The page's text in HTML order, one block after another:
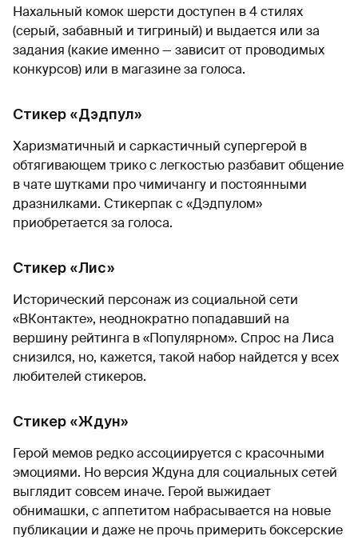
Нахальный комок шерсти доступен в 4 стилях
(серый, забавный и тигриный) и выдается или за
задания (какие именно — зависит от проводимых
конкурсов) или в магазине за голоса.
Стикер «Дэдпул»
Харизматичный и саркастичный супергерой в
обтягивающем трико с легкостью разбавит общение
в чате шутками про чимичангу и постоянными
дразнилками. Стикерпак с «Дэдпулом»
приобретается за голоса.
Стикер «Лис»
Исторический персонаж из социальной сети
«ВКонтакте», неоднократно попадавший на
вершину рейтинга в «Популярном». Спрос на Лиса
снизился, но, кажется, такой набор найдется у всех
любителей стикеров.
Стикер «Ждун»
Герой мемов редко ассоциируется с красочными
эмоциями. Но версия Ждуна для социальных сетей
выглядит совсем иначе. Герой выжидает
обнимашки, с аппетитом набрасывается на новые
публикации и даже не прочь примерить боксерские